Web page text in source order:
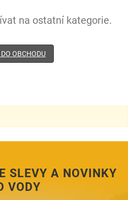
na ostatní kategorie.
OBCHODU
SLEVY A NOVINKY
VODY